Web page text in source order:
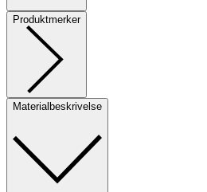
Produktmerker
Materialbeskrivelse